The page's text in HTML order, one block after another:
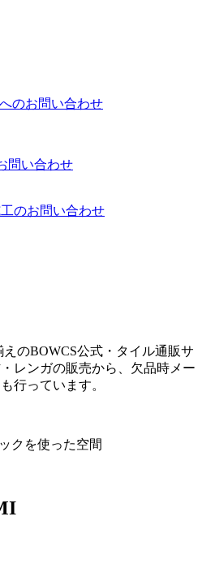
のお問い合わせ
問い合わせ
のお問い合わせ
のBOWCS公式・タイル通販サ
レンガの販売から、欠品時メー
行っています。